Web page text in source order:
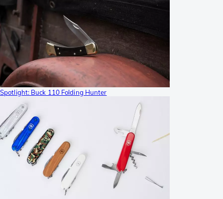
Spotlight: Buck 110 Folding Hunter